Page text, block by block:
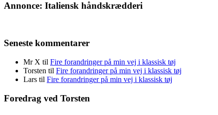
Annonce: Italiensk håndskrædderi
Seneste kommentarer
Mr X til Fire forandringer på min vej i klassisk tøj
Torsten til Fire forandringer på min vej i klassisk tøj
Lars til Fire forandringer på min vej i klassisk tøj
Foredrag ved Torsten